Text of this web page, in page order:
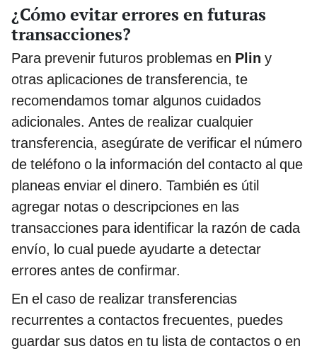
¿Cómo evitar errores en futuras
transacciones?
Para prevenir futuros problemas en Plin y
otras aplicaciones de transferencia, te
recomendamos tomar algunos cuidados
adicionales. Antes de realizar cualquier
transferencia, asegúrate de verificar el número
de teléfono o la información del contacto al que
planeas enviar el dinero. También es útil
agregar notas o descripciones en las
transacciones para identificar la razón de cada
envío, lo cual puede ayudarte a detectar
errores antes de confirmar.
En el caso de realizar transferencias
recurrentes a contactos frecuentes, puedes
guardar sus datos en tu lista de contactos o en